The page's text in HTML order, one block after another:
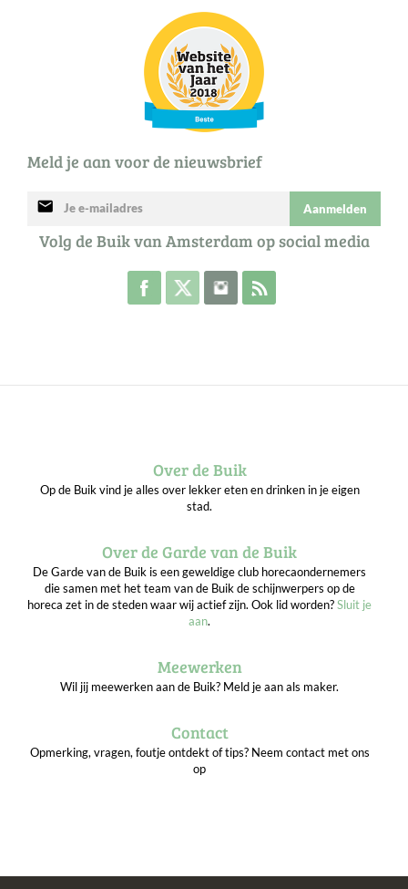
Meld je aan voor de nieuwsbrief
mail Aanmelden
Volg de Buik van Amsterdam op social media
Volg de Buik op Facebook
Volg de Buik op Twitter
Volg de Buik op Instagram
Over de Buik
Op de Buik vind je alles over lekker eten en drinken in je eigen
stad.
Over de Garde van de Buik
De Garde van de Buik is een geweldige club horecaondernemers
die samen met het team van de Buik de schijnwerpers op de
horeca zet in de steden waar wij actief zijn. Ook lid worden?Sluit je
aan.
Meewerken
Wil jij meewerken aan de Buik? Meld je aan als maker.
Contact
Opmerking, vragen, foutje ontdekt of tips? Neem contact met ons
op